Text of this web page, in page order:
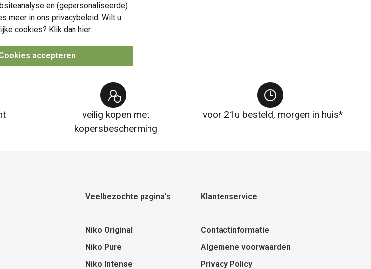
en (gepersonaliseerde)
meer in ons privacybeleid. Wilt u
cookies? Klik dan hier.
Cookies accepteren
veilig kopen met
kopersbescherming
voor 21u besteld, morgen in huis*
Veelbezochte pagina's
Niko Original
Niko Pure
Niko Intense
Klantenservice
Contactinformatie
Algemene voorwaarden
Privacy Policy